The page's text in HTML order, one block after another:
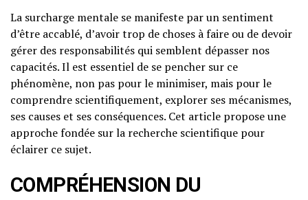
La surcharge mentale se manifeste par un sentiment
d’être accablé, d’avoir trop de choses à faire ou de devoir
gérer des responsabilités qui semblent dépasser nos
capacités. Il est essentiel de se pencher sur ce
phénomène, non pas pour le minimiser, mais pour le
comprendre scientifiquement, explorer ses mécanismes,
ses causes et ses conséquences. Cet article propose une
approche fondée sur la recherche scientifique pour
éclairer ce sujet.
COMPRÉHENSION DU